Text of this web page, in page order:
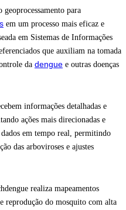
para
em um processo mais eficaz e
em Sistemas de Informações
que auxiliam na tomada
da dengue e outras doenças
informações detalhadas e
ações mais direcionadas e
em tempo real, permitindo
das arboviroses e ajustes
realiza mapeamentos
reprodução do mosquito com alta